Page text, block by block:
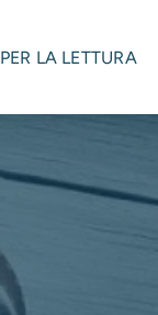
LA LETTURA